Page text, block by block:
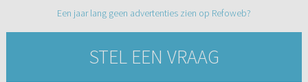
Een jaar lang geen advertenties zien op Refoweb?
STEL EEN VRAAG